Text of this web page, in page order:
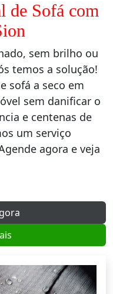
de Sofá com
sem brilho ou
temos a solução!
sofá a seco em
sem danificar o
e centenas de
um serviço
agora e veja